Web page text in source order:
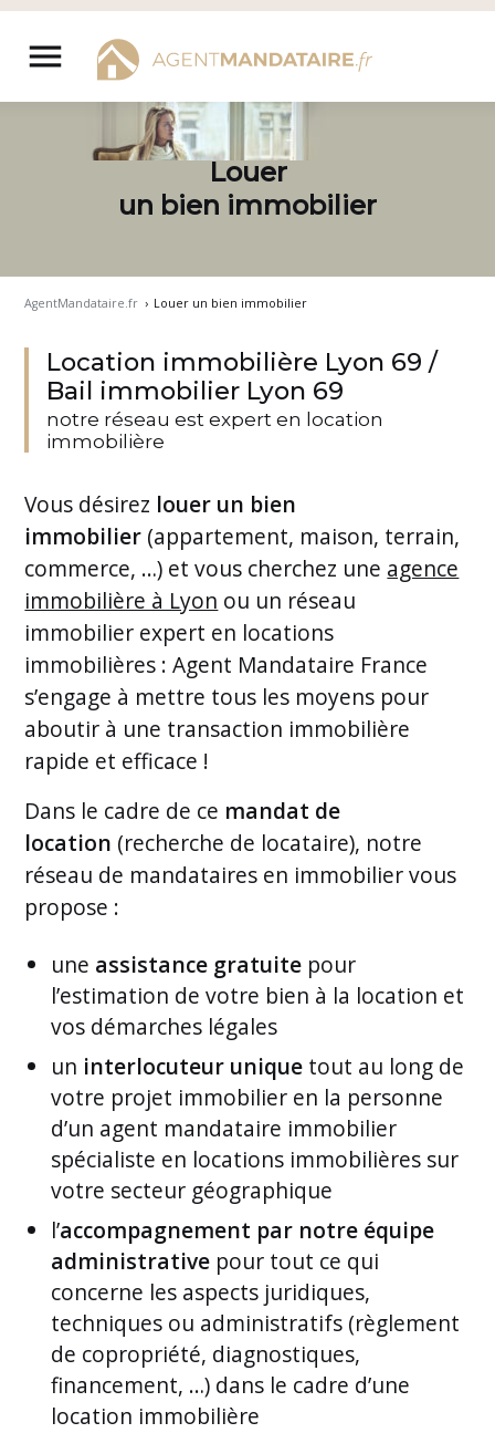
Aller
contenu
menu
Louer
un bien immobilier
AgentMandataire.fr › Louer un bien immobilier
Location immobilière Lyon 69 /
Bail immobilier Lyon 69
notre réseau est expert en location
immobilière
Vous désirez louer un bien
immobilier (appartement, maison, terrain,
commerce, …) et vous cherchez une agence
immobilière à Lyon ou un réseau
immobilier expert en locations
immobilières : Agent Mandataire France
s’engage à mettre tous les moyens pour
aboutir à une transaction immobilière
rapide et efficace !
Dans le cadre de ce mandat de
location (recherche de locataire), notre
réseau de mandataires en immobilier vous
propose :
une assistance gratuite pour
l’estimation de votre bien à la location et
vos démarches légales
un interlocuteur unique tout au long de
votre projet immobilier en la personne
d’un agent mandataire immobilier
spécialiste en locations immobilières sur
votre secteur géographique
l’accompagnement par notre équipe
administrative pour tout ce qui
concerne les aspects juridiques,
techniques ou administratifs (règlement
de copropriété, diagnostiques,
financement, …) dans le cadre d’une
location immobilière